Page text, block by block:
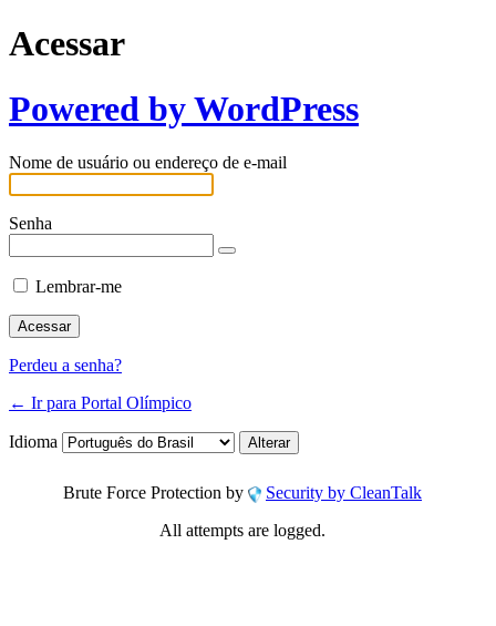
Acessar
Powered by WordPress
Nome de usuário ou endereço de e-mail
Senha
Lembrar-me
Perdeu a senha?
← Ir para Portal Olímpico
Idioma
Brute Force Protection by
Security by CleanTalk
All attempts are logged.